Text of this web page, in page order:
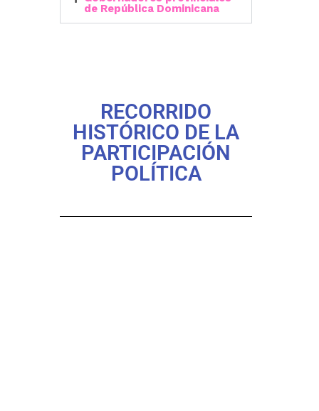
de República Dominicana
RECORRIDO
HISTÓRICO DE LA
PARTICIPACIÓN
POLÍTICA